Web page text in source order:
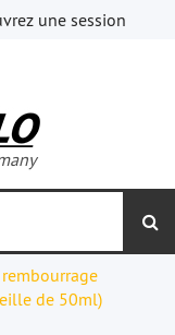
une session
de 50ml)